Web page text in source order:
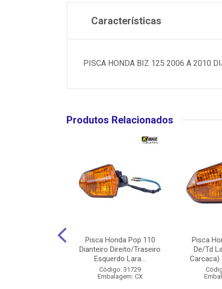
Características
PISCA HONDA BIZ 125 2006 A 2010
Produtos Relacionados
Pisca Honda Pop 110
Dianteiro Direito/Traseiro
Esquerdo Lara...
Código: 31729
Embalagem: CX
Pisca
De/Td
Carcaca)